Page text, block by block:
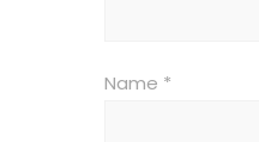
Name *